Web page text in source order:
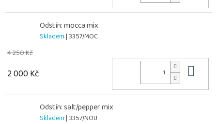
Odstín: mocca mix
Skladem| 3357/MOC
4 250 Kč
2 000 Kč
Odstín: salt/pepper mix
Skladem| 3357/NOU